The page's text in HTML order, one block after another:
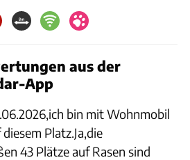
aus der
App
bin mit Wohnmobil
Platz.Ja,die
43 Plätze auf Rasen sind